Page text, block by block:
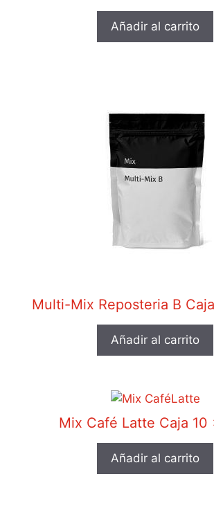
Añadir al carrito
Multi-Mix Reposteria B
Añadir al carrito
Mix Café Latte Caja 10
Añadir al carrito